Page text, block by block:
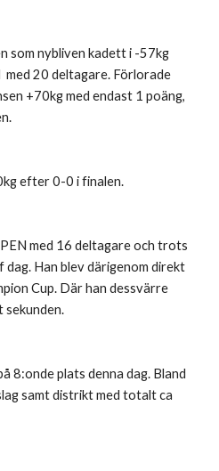
som nybliven kadett i -57kg
med 20 deltagare. Förlorade
+70kg med endast 1 poäng,
efter 0-0 i finalen.
med 16 deltagare och trots
Han blev därigenom direkt
Cup. Där han dessvärre
sekunden.
8:onde plats denna dag. Bland
samt distrikt med totalt ca